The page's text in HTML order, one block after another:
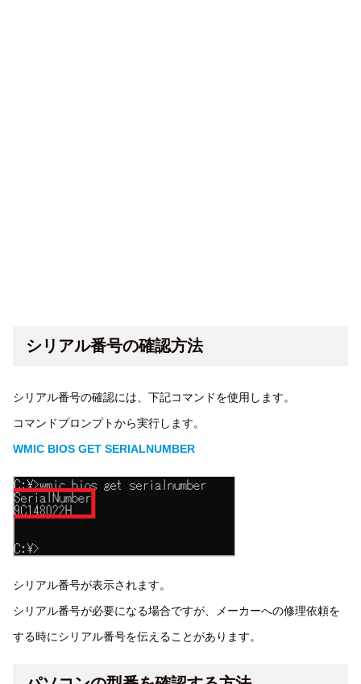
シリアル番号の確認方法
シリアル番号の確認には、下記コマンドを使用します。
コマンドプロンプトから実行します。
WMIC BIOS GET SERIALNUMBER
シリアル番号が表示されます。
シリアル番号が必要になる場合ですが、メーカーへの修理依頼を
する時にシリアル番号を伝えることがあります。